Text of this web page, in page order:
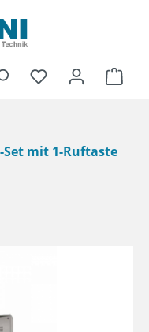
Set mit 1-Ruftaste